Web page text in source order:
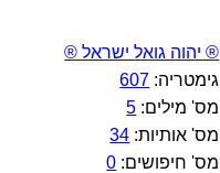
® יהוה גואל ישראל ®
גימטריה: 607
מס' מילים: 5
מס' אותיות: 34
מס' חיפושים: 0